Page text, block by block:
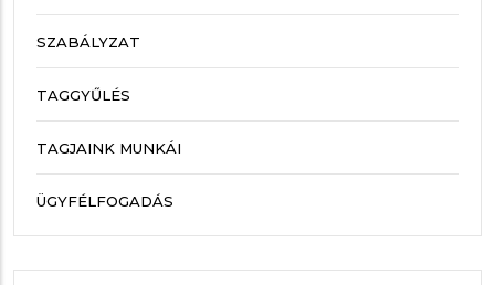
SZABÁLYZAT
TAGGYŰLÉS
TAGJAINK MUNKÁI
ÜGYFÉLFOGADÁS